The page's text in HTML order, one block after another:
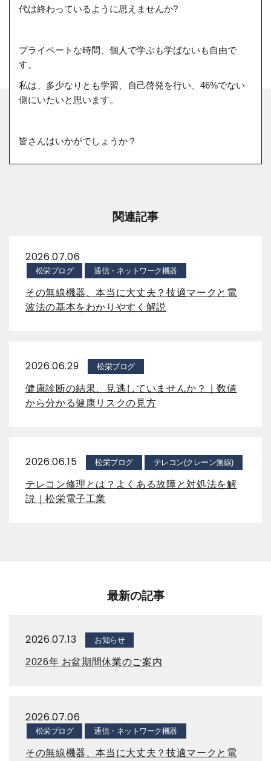
代は終わっているように思えませんか?
プライベートな時間、個人で学ぶも学ばないも自由で
す。
私は、多少なりとも学習、自己啓発を行い、46%でない
側にいたいと思います。
皆さんはいかがでしょうか？
関連記事
2026.07.06
松栄ブログ 通信・ネットワーク機器
その無線機器、本当に大丈夫？技適マークと電
波法の基本をわかりやすく解説
2026.06.29 松栄ブログ
健康診断の結果、見逃していませんか？｜数値
から分かる健康リスクの見方
2026.06.15 松栄ブログ テレコン(クレーン無線)
テレコン修理とは？よくある故障と対処法を解
説｜松栄電子工業
最新の記事
2026.07.13 お知らせ
2026年 お盆期間休業のご案内
2026.07.06
松栄ブログ 通信・ネットワーク機器
その無線機器、本当に大丈夫？技適マークと電